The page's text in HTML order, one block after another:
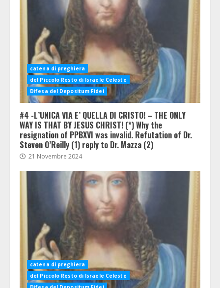
catena di preghiera
del Piccolo Resto di Israele Celeste
Difesa del Depositum Fidei
#4 -L’UNICA VIA E’ QUELLA DI CRISTO! – THE ONLY
WAY IS THAT BY JESUS CHRIST! (*) Why the
resignation of PPBXVI was invalid. Refutation of Dr.
Steven O’Reilly (1) reply to Dr. Mazza (2)
21 Novembre 2024
catena di preghiera
del Piccolo Resto di Israele Celeste